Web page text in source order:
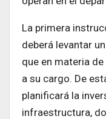
La primera
deberá levantar
que en materia
a su cargo. De
planificará la
infraestructura,